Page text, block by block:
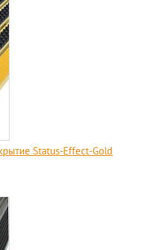
Status-Effect-Gold